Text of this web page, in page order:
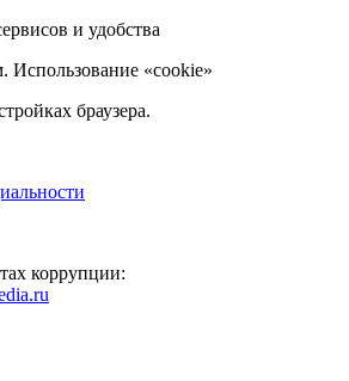
и удобства
Использование «cookie»
браузера.
коррупции: